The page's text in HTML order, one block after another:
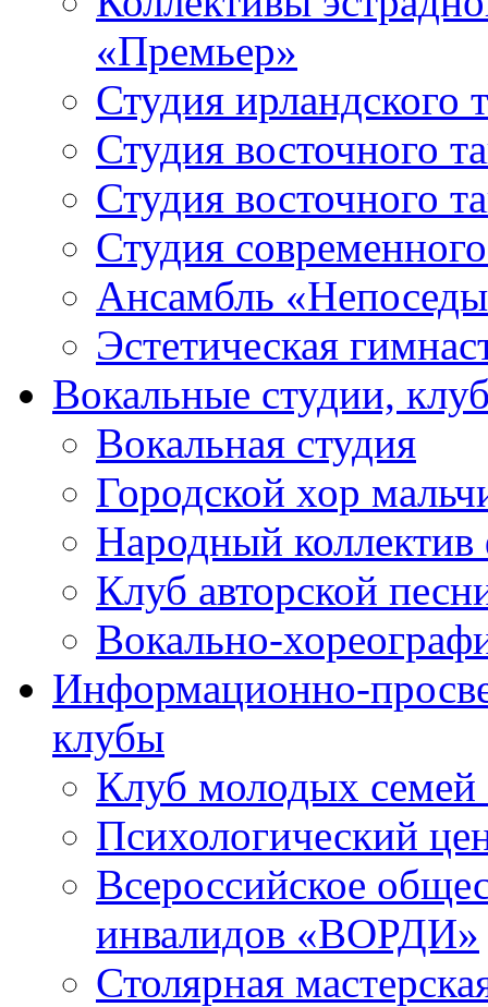
«Премьер»
Студия ирландского
Студия восточного
Студия восточного
Студия
Ансамбль
Эстетическая
Вокальные студии,
Вокальная студия
Городской хор
Народный коллектив
Клуб авторской
Вокально-
Информационно-
клубы
Клуб молодых
Психологический
Всероссийское
инвалидов «ВОРДИ»
Столярная